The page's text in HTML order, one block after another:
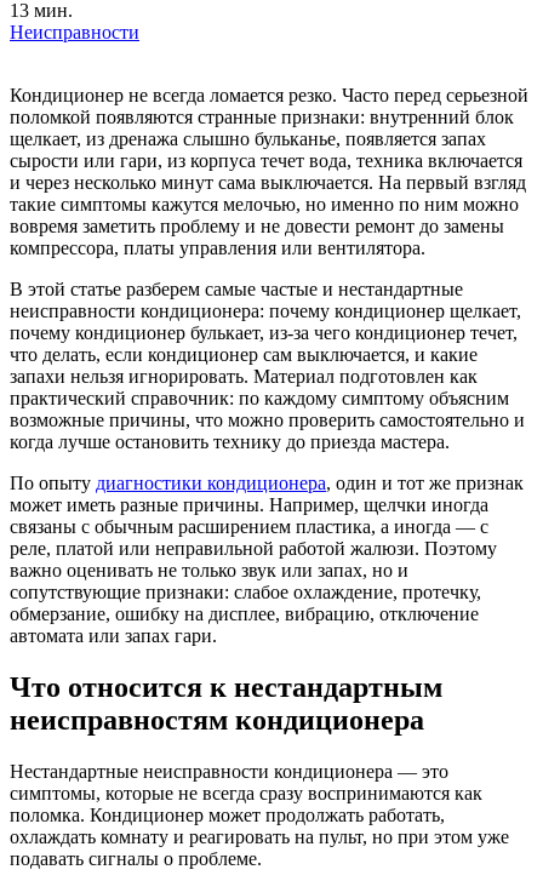
13 мин.
Неисправности
Кондиционер не всегда ломается резко. Часто перед серьезной
поломкой появляются странные признаки: внутренний блок
щелкает, из дренажа слышно бульканье, появляется запах
сырости или гари, из корпуса течет вода, техника включается
и через несколько минут сама выключается. На первый взгляд
такие симптомы кажутся мелочью, но именно по ним можно
вовремя заметить проблему и не довести ремонт до замены
компрессора, платы управления или вентилятора.
В этой статье разберем самые частые и нестандартные
неисправности кондиционера: почему кондиционер щелкает,
почему кондиционер булькает, из-за чего кондиционер течет,
что делать, если кондиционер сам выключается, и какие
запахи нельзя игнорировать. Материал подготовлен как
практический справочник: по каждому симптому объясним
возможные причины, что можно проверить самостоятельно и
когда лучше остановить технику до приезда мастера.
По опыту диагностики кондиционера, один и тот же признак
может иметь разные причины. Например, щелчки иногда
связаны с обычным расширением пластика, а иногда — с
реле, платой или неправильной работой жалюзи. Поэтому
важно оценивать не только звук или запах, но и
сопутствующие признаки: слабое охлаждение, протечку,
обмерзание, ошибку на дисплее, вибрацию, отключение
автомата или запах гари.
Что относится к нестандартным
неисправностям кондиционера
Нестандартные неисправности кондиционера — это
симптомы, которые не всегда сразу воспринимаются как
поломка. Кондиционер может продолжать работать,
охлаждать комнату и реагировать на пульт, но при этом уже
подавать сигналы о проблеме.